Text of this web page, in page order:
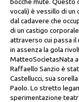
vocali) è vessillo di un
dal cadavere che
di un castigo
attraverso cui passa
in assenza la gola
MatteoSocìetasNata
Raffaello Sanzio è
Castellucci, sua
Paolo. Lo stretto
sperimentazione